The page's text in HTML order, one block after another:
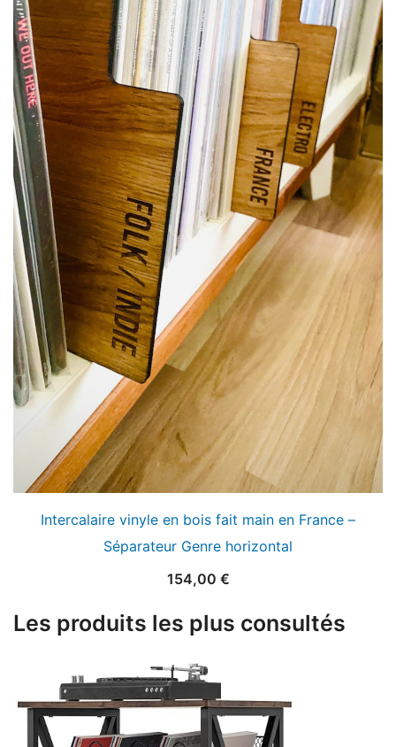
Intercalaire vinyle en bois fait main en France –
Séparateur Genre horizontal
154,00 €
Les produits les plus consultés